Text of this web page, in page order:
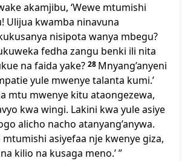
akamjibu, ‘Wewe mtumishi
Ulijua kwamba ninavuna
nisipota wanya mbegu?
fedha zangu benki ili nita
na faida yake? 28 Mnyang’anyeni
yule mwenye talanta kumi.’
mtu mwenye kitu ataongezewa,
kwa wingi. Lakini kwa yule asiye
alicho nacho atanyang’anywa.
mtumishi asiyefaa nje kwenye giza,
kilio na kusaga meno.’ ”